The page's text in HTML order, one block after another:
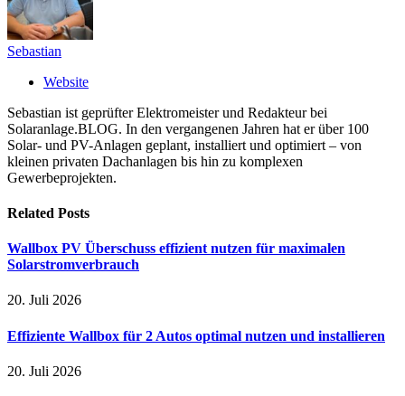
Sebastian
Website
Sebastian ist geprüfter Elektromeister und Redakteur bei
Solaranlage.BLOG. In den vergangenen Jahren hat er über 100
Solar- und PV-Anlagen geplant, installiert und optimiert – von
kleinen privaten Dachanlagen bis hin zu komplexen
Gewerbeprojekten.
Related Posts
Wallbox PV Überschuss effizient nutzen für maximalen
Solarstromverbrauch
20. Juli 2026
Effiziente Wallbox für 2 Autos optimal nutzen und installieren
20. Juli 2026